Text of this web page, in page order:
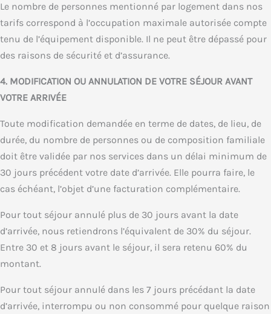
Le nombre de personnes mentionné par logement dans nos
tarifs correspond à l’occupation maximale autorisée compte
tenu de l’équipement disponible. Il ne peut être dépassé pour
des raisons de sécurité et d’assurance.
4. MODIFICATION OU ANNULATION DE VOTRE SÉJOUR AVANT
VOTRE ARRIVÉE
Toute modification demandée en terme de dates, de lieu, de
durée, du nombre de personnes ou de composition familiale
doit être validée par nos services dans un délai minimum de
30 jours précédent votre date d’arrivée. Elle pourra faire, le
cas échéant, l’objet d’une facturation complémentaire.
Pour tout séjour annulé plus de 30 jours avant la date
d’arrivée, nous retiendrons l’équivalent de 30% du séjour.
Entre 30 et 8 jours avant le séjour, il sera retenu 60% du
montant.
Pour tout séjour annulé dans les 7 jours précédant la date
d’arrivée, interrompu ou non consommé pour quelque raison